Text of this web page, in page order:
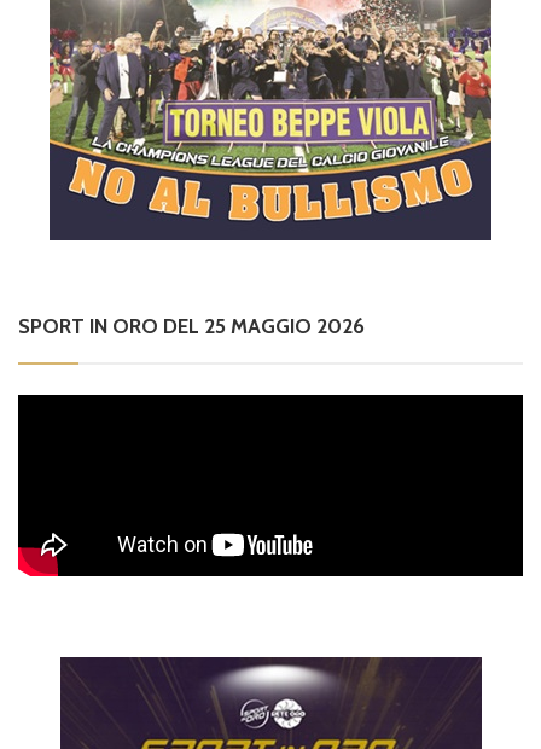
SPORT IN ORO DEL 25 MAGGIO 2026